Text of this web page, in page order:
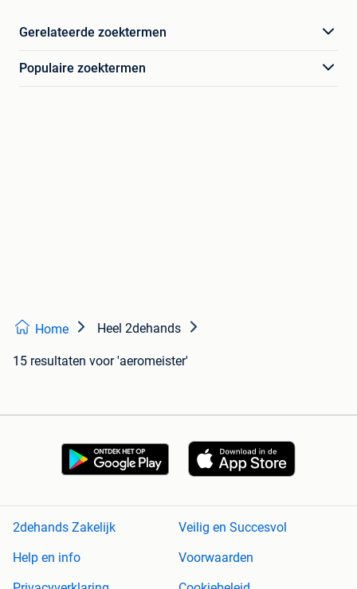
Gerelateerde zoektermen
Populaire zoektermen
Home Heel 2dehands
15 resultaten voor 'aeromeister'
2dehands Zakelijk
Veilig en Succesvol
Help en info
Voorwaarden